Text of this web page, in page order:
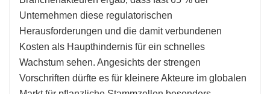
Unternehmen diese regulatorischen
Herausforderungen und die damit verbundenen
Kosten als Haupthindernis für ein schnelles
Wachstum sehen. Angesichts der strengen
Vorschriften dürfte es für kleinere Akteure im globalen